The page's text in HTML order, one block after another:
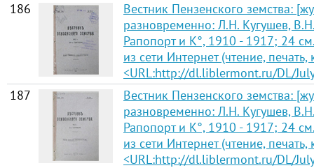
186
Вестник Пензенского земства:
разновременно: Л.Н. Кугушев,
Рапопорт и К°, 1910 - 1917; 24
из сети Интернет (чтение,
<URL:http://dl.liblermont.ru/DL/
187
Вестник Пензенского земства:
разновременно: Л.Н. Кугушев,
Рапопорт и К°, 1910 - 1917; 24
из сети Интернет (чтение,
<URL:http://dl.liblermont.ru/DL/